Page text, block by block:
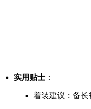
实用贴士 ：
着装建议：备